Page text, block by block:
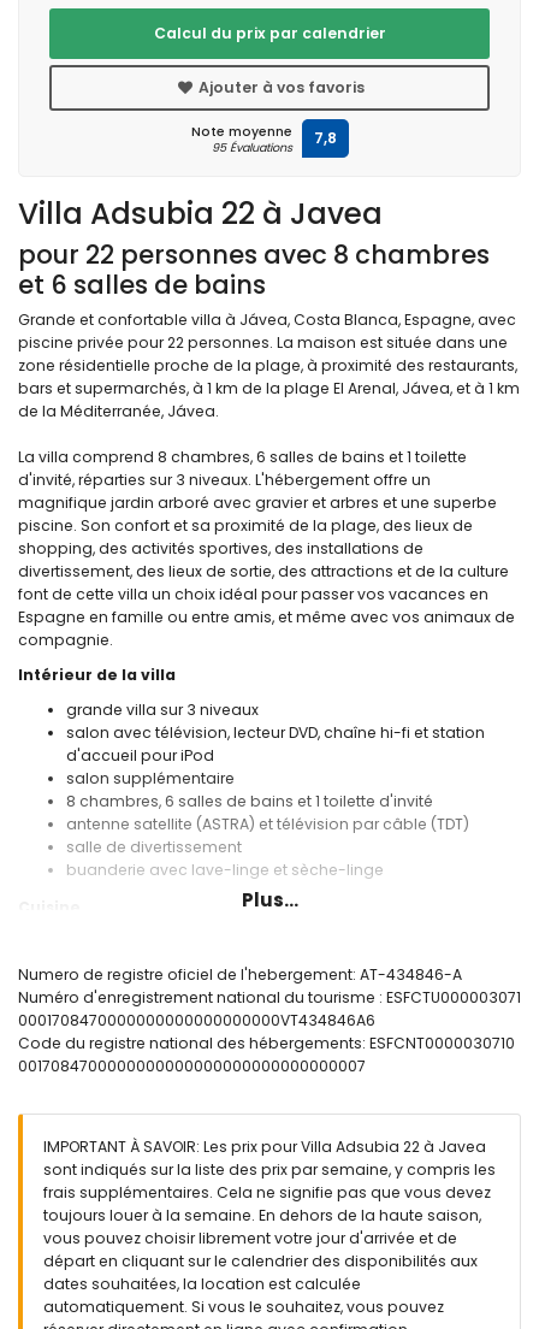
Villa Adsubia 22 à Javea
pour 22 personnes avec 8 chambres
et 6 salles de bains
Grande et confortable villa à Jávea, Costa Blanca, Espagne, avec
piscine privée pour 22 personnes. La maison est située dans une
zone résidentielle proche de la plage, à proximité des restaurants,
bars et supermarchés, à 1 km de la plage El Arenal, Jávea, et à 1 km
de la Méditerranée, Jávea.
La villa comprend 8 chambres, 6 salles de bains et 1 toilette
d'invité, réparties sur 3 niveaux. L'hébergement offre un
magnifique jardin arboré avec gravier et arbres et une superbe
piscine. Son confort et sa proximité de la plage, des lieux de
shopping, des activités sportives, des installations de
divertissement, des lieux de sortie, des attractions et de la culture
font de cette villa un choix idéal pour passer vos vacances en
Espagne en famille ou entre amis, et même avec vos animaux de
compagnie.
Intérieur de la villa
grande villa sur 3 niveaux
salon avec télévision, lecteur DVD, chaîne hi-fi et station
d'accueil pour iPod
salon supplémentaire
8 chambres, 6 salles de bains et 1 toilette d'invité
antenne satellite (ASTRA) et télévision par câble (TDT)
salle de divertissement
buanderie avec lave-linge et sèche-linge
micro-ondes, lave-vaisselle, réfrigérateur, congélateur,
machine à café, bouilloire électrique, mixeur, grille-pain et
presse-agrumes
Chambres et salles de bains
size (200 x 160 cm), télévision, lecteur DVD et salle de bains
en suite
chambre avec climatisation et lit queen size (200 x 160 cm)
chambre avec climatisation et 4 lits simples (200 x 90 cm)
chambre avec climatisation et 2 lits simples (200 x 90 cm)
chambre avec climatisation et 6 lits simples (200 x 90 cm)
salle de bains en suite avec double lavabo, baignoire,
douche et toilette
Plus...
Numero de registre oficiel de l'hebergement: AT-434846-A
Numéro d'enregistrement national du tourisme : ESFCTU000003071
0001708470000000000000000000VT434846A6
Code du registre national des hébergements: ESFCNT0000030710
0017084700000000000000000000000000007
IMPORTANT À SAVOIR: Les prix pour Villa Adsubia 22 à Javea
sont indiqués sur la liste des prix par semaine, y compris les
frais supplémentaires. Cela ne signifie pas que vous devez
toujours louer à la semaine. En dehors de la haute saison,
vous pouvez choisir librement votre jour d'arrivée et de
départ en cliquant sur le calendrier des disponibilités aux
dates souhaitées, la location est calculée
automatiquement. Si vous le souhaitez, vous pouvez
Calcul du prix par calendrier
Ajouter à vos favoris
Note moyenne
95 Évaluations 7,8